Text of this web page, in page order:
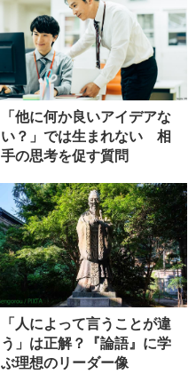
「他に何か良いアイデアな
い？」では生まれない 相
手の思考を促す質問
「人によって言うことが違
う」は正解？『論語』に学
ぶ理想のリーダー像